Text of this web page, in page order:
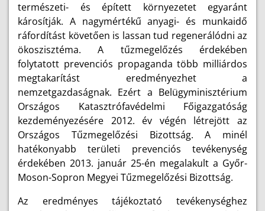
természeti- és épített környezetet egyaránt
károsítják. A nagymértékű anyagi- és munkaidő
ráfordítást követően is lassan tud regenerálódni az
ökoszisztéma. A tűzmegelőzés érdekében
folytatott prevenciós propaganda több milliárdos
megtakarítást eredményezhet a
nemzetgazdaságnak. Ezért a Belügyminisztérium
Országos Katasztrófavédelmi Főigazgatóság
kezdeményezésére 2012. év végén létrejött az
Országos Tűzmegelőzési Bizottság. A minél
hatékonyabb területi prevenciós tevékenység
érdekében 2013. január 25-én megalakult a Győr-
Moson-Sopron Megyei Tűzmegelőzési Bizottság.
Az eredményes tájékoztató tevékenységhez